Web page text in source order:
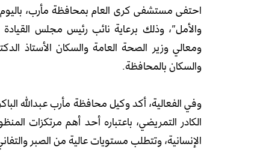
احتفى مستشفى كرى العام بمحافظة مأرب،
والأمل”، وذلك برعاية نائب رئيس مجلس
ومعالي وزير الصحة العامة والسكان الأستاذ
والسكان بالمحافظة.
وفي الفعالية، أكد وكيل محافظة مأرب عبدالله
الكادر التمريضي، باعتباره أحد أهم مرتكزات
الإنسانية، وتتطلب مستويات عالية من الصبر